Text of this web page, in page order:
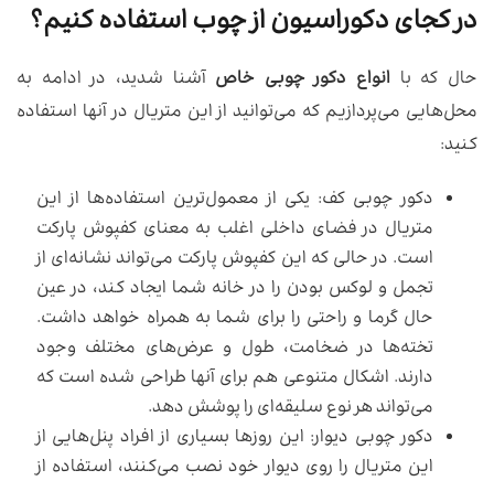
در کجای دکوراسیون از چوب استفاده کنیم؟
حال که با انواع دکور چوبی خاص آشنا شدید، در ادامه به
محل‌هایی می‌پردازیم که می‌توانید از این متریال در آنها استفاده
کنید:
دکور چوبی کف: یکی از معمول‌ترین استفاده‌ها از این
متریال در فضای داخلی اغلب به معنای کفپوش پارکت
است. در حالی که این کفپوش پارکت می‌تواند نشانه‌ای از
تجمل و لوکس بودن را در خانه شما ایجاد کند، در عین
حال گرما و راحتی را برای شما به همراه خواهد داشت.
تخته‌ها در ضخامت، طول و عرض‌های مختلف وجود
دارند. اشکال متنوعی هم برای آنها طراحی شده است که
می‌تواند هر نوع سلیقه‌ای را پوشش دهد.
دکور چوبی دیوار: این روزها بسیاری از افراد پنل‌هایی از
این متریال را روی دیوار خود نصب می‌کنند، استفاده از